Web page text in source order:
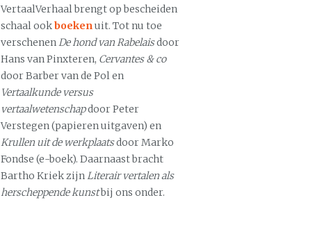
VertaalVerhaal brengt op bescheiden
schaal ookboekenuit. Tot nu toe
verschenenDe hond van Rabelaisdoor
Hans van Pinxteren, Cervantes & co
door Barber van de Pol en
Vertaalkunde versus
vertaalwetenschapdoor Peter
Verstegen (papieren uitgaven) en
Krullen uit de werkplaatsdoor Marko
Fondse (e-boek). Daarnaast bracht
Bartho Kriek zijnLiterair vertalen als
herscheppende kunstbij ons onder.